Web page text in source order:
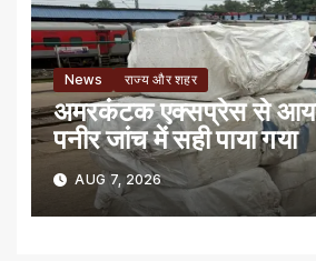
News राज्य और शहर
अमरकंटक एक्सप्रेस से
पनीर जांच में सही पाया गया
AUG 7, 2026